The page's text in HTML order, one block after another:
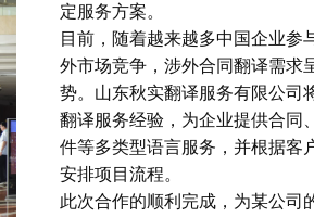
定服务方案。
目前，随着越来越多中国企业参
外市场竞争，涉外合同翻译需求
势。山东秋实翻译服务有限公司
翻译服务经验，为企业提供合同
件等多类型语言服务，并根据客
安排项目流程。
此次合作的顺利完成，为某公司